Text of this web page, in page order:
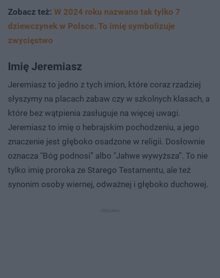
Zobacz też: W 2024 roku nazwano tak tylko 7
dziewczynek w Polsce. To imię symbolizuje
zwycięstwo
Imię Jeremiasz
Jeremiasz to jedno z tych imion, które coraz rzadziej
słyszymy na placach zabaw czy w szkolnych klasach, a
które bez wątpienia zasługuje na więcej uwagi.
Jeremiasz to imię o hebrajskim pochodzeniu, a jego
znaczenie jest głęboko osadzone w religii. Dosłownie
oznacza "Bóg podnosi” albo "Jahwe wywyższa”. To nie
tylko imię proroka ze Starego Testamentu, ale też
synonim osoby wiernej, odważnej i głęboko duchowej.